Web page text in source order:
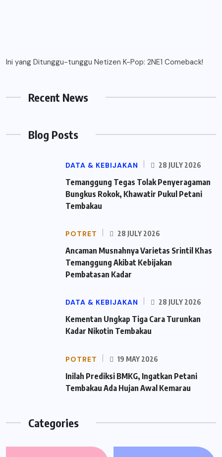
Ini yang Ditunggu-tunggu Netizen K-Pop: 2NE1 Comeback!
Recent News
Blog Posts
DATA & KEBIJAKAN 28 JULY 2026
Temanggung Tegas Tolak Penyeragaman
Bungkus Rokok, Khawatir Pukul Petani
Tembakau
POTRET 28 JULY 2026
Ancaman Musnahnya Varietas Srintil Khas
Temanggung Akibat Kebijakan
Pembatasan Kadar
DATA & KEBIJAKAN 28 JULY 2026
Kementan Ungkap Tiga Cara Turunkan
Kadar Nikotin Tembakau
POTRET 19 MAY 2026
Inilah Prediksi BMKG, Ingatkan Petani
Tembakau Ada Hujan Awal Kemarau
Categories